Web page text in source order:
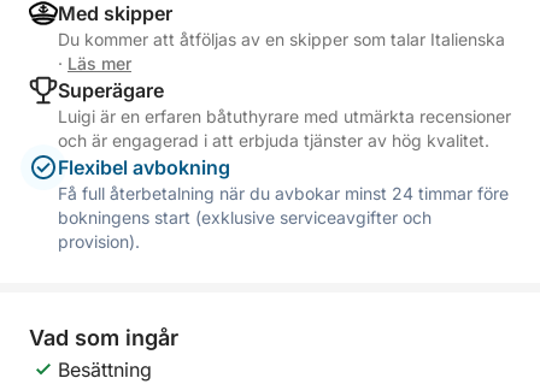
Med skipper
Du kommer att åtföljas av en skipper som talar Italienska
· Läs mer
Superägare
Luigi är en erfaren båtuthyrare med utmärkta recensioner
och är engagerad i att erbjuda tjänster av hög kvalitet.
Flexibel avbokning
Få full återbetalning när du avbokar minst 24 timmar före
bokningens start (exklusive serviceavgifter och
provision).
Vad som ingår
Besättning